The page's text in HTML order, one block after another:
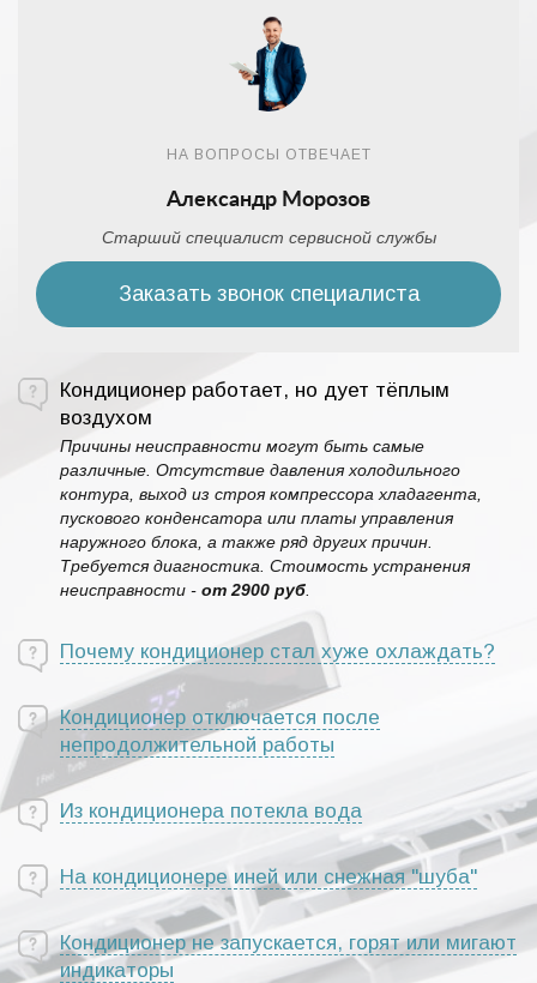
НА ВОПРОСЫ ОТВЕЧАЕТ
Александр Морозов
Старший специалист сервисной службы
Заказать звонок специалиста
Кондиционер работает, но дует тёплым
воздухом
Причины неисправности могут быть самые
различные. Отсутствие давления холодильного
контура, выход из строя компрессора хладагента,
пускового конденсатора или платы управления
наружного блока, а также ряд других причин.
Требуется диагностика. Стоимость устранения
неисправности - от 2900 руб
Почему кондиционер стал хуже охлаждать?
Кондиционер отключается после
непродолжительной работы
Из кондиционера потекла вода
На кондиционере иней или снежная "шуба"
Кондиционер не запускается, горят или мигают
индикаторы